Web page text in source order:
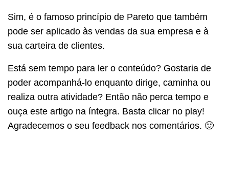
Sim, é o famoso princípio de Pareto que também
pode ser aplicado às vendas da sua empresa e à
sua carteira de clientes.
Está sem tempo para ler o conteúdo? Gostaria de
poder acompanhá-lo enquanto dirige, caminha ou
realiza outra atividade? Então não perca tempo e
ouça este artigo na íntegra. Basta clicar no play!
Agradecemos o seu feedback nos comentários. 🙂